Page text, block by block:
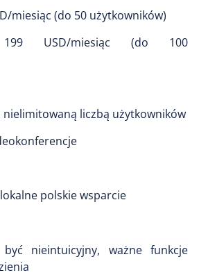
miesiąc (do 50 użytkowników)
199 USD/miesiąc (do 100
nielimitowaną liczbą użytkowników
polskie wsparcie
nieintuicyjny, ważne funkcje